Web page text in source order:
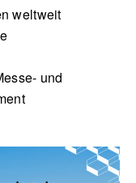
weltweit
und